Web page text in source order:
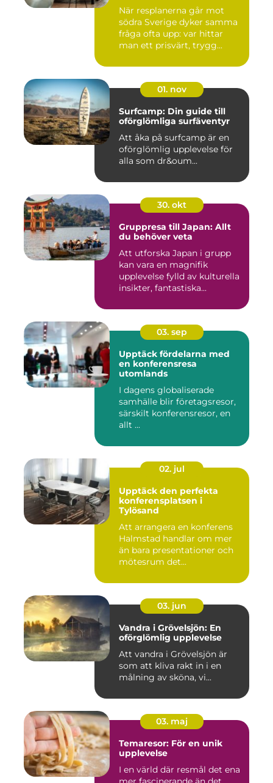
När resplanerna går mot
södra Sverige dyker samma
fråga ofta upp: var hittar
man ett prisvärt, trygg...
01. nov
Surfcamp: Din guide till
oförglömliga surfäventyr
Att åka på surfcamp är en
oförglömlig upplevelse för
alla som dr&oum...
30. okt
Gruppresa till Japan: Allt
du behöver veta
Att utforska Japan i grupp
kan vara en magnifik
upplevelse fylld av kulturella
insikter, fantastiska...
03. sep
Upptäck fördelarna med
en konferensresa
utomlands
I dagens globaliserade
samhälle blir företagsresor,
särskilt konferensresor, en
allt ...
02. jul
Upptäck den perfekta
konferensplatsen i
Tylösand
Att arrangera en konferens
Halmstad handlar om mer
än bara presentationer och
mötesrum det...
03. jun
Vandra i Grövelsjön: En
oförglömlig upplevelse
Att vandra i Grövelsjön är
som att kliva rakt in i en
målning av sköna, vi...
03. maj
Temaresor: För en unik
upplevelse
I en värld där resmål det ena